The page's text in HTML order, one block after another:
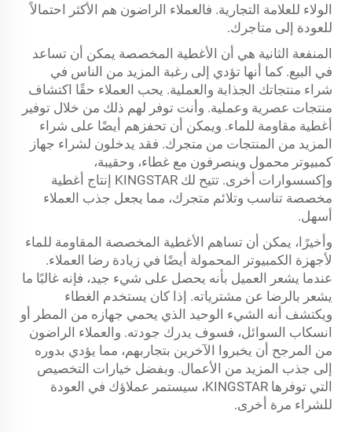
الولاء للعلامة التجارية. فالعملاء الراضون هم الأكثر احتمالاً
للعودة إلى متاجرك.
المنفعة الثانية هي أن الأغطية المخصصة يمكن أن تساعد
في البيع. كما أنها تؤدي إلى رغبة المزيد من الناس في
شراء منتجاتك الجذابة والعملية. يحب العملاء حقًا اكتشاف
منتجات عصرية وعملية. وأنت توفر لهم ذلك من خلال توفير
أغطية مقاومة للماء. ويمكن أن تحفزهم أيضًا على شراء
المزيد من المنتجات من متجرك. فقد يدخلون لشراء جهاز
كمبيوتر محمول وينصرفون مع غطاء، وحقيبة،
وإكسسوارات أخرى. تتيح لك KINGSTAR إنتاج أغطية
مخصصة تناسب وتلائم متجرك، مما يجعل جذب العملاء
أسهل.
وأخيرًا، يمكن أن تساهم الأغطية المخصصة المقاومة للماء
لأجهزة الكمبيوتر المحمولة أيضًا في زيادة رضا العملاء.
عندما يشعر العميل بأنه يحصل على شيء جيد، فإنه غالبًا ما
يشعر بالرضا عن مشترياته. إذا كان يستخدم الغطاء
ويكتشف أنه الشيء الوحيد الذي يحمي جهازه من المطر أو
انسكاب السوائل، فسوف يدرك جودته. والعملاء الراضون
من المرجح أن يخبروا الآخرين بتجاربهم، مما يؤدي بدوره
إلى جذب المزيد من الأعمال. وبفضل خيارات التخصيص
التي توفرها KINGSTAR، سيستمر عملاؤك في العودة
للشراء مرة أخرى.